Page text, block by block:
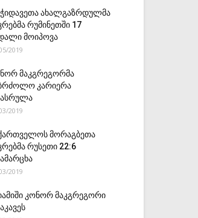
ახალგაზრდულმა
რუმინეთში 17
მოიპოვა
2019
მაკგრეგორმა
კარიერა
2019
მორაგბეთა
რუსეთი 22:6
2019
კონორ მაკგრეგორი